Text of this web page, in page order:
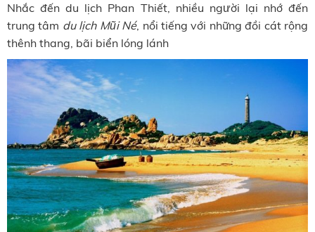
Nhắc đến du lịch Phan Thiết, nhiều người lại nhớ đến
trung tâm du lịch Mũi Né, nổi tiếng với những đồi cát rộng
thênh thang, bãi biển lóng lánh